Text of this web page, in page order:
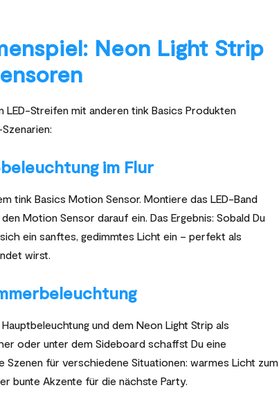
Neon Light Strip
LED-Streifen mit anderen tink Basics Produkten
im Flur
tink Basics Motion Sensor. Montiere das LED-Band
Motion Sensor darauf ein. Das Ergebnis: Sobald Du
ein sanftes, gedimmtes Licht ein – perfekt als
wirst.
und dem Neon Light Strip als
oder unter dem Sideboard schaffst Du eine
für verschiedene Situationen: warmes Licht zum
bunte Akzente für die nächste Party.